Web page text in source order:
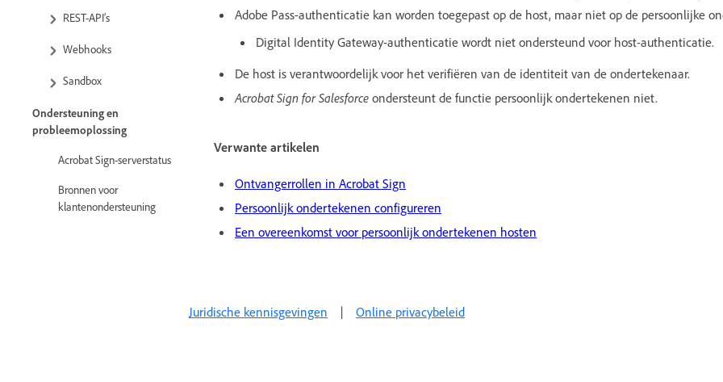
REST-API’s
Webhooks
Sandbox
Ondersteuning en
probleemoplossing
Acrobat Sign-serverstatus
Bronnen voor
klantenondersteuning
Adobe Pass-authenticatie kan worden toegepast op de host, maar niet op de persoonlijke
Digital Identity Gateway-authenticatie wordt niet ondersteund voor host-authenticatie.
De host is verantwoordelijk voor het verifiëren van de identiteit van de ondertekenaar.
Acrobat Sign for Salesforce ondersteunt de functie persoonlijk ondertekenen niet.
Verwante artikelen
Ontvangerrollen in Acrobat Sign
Persoonlijk ondertekenen configureren
Een overeenkomst voor persoonlijk ondertekenen hosten
Juridische kennisgevingen | Online privacybeleid